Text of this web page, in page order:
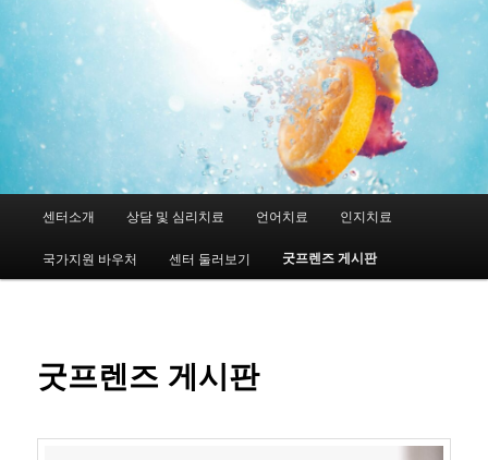
뉴
첫
번
컨
센터소개 상담 및 심리치료 언어치료 인지치료
국가지원 바우처 센터 둘러보기 굿프렌즈 게시판
굿프렌즈 게시판